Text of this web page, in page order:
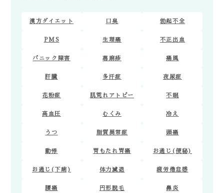
漢方ダイエット 口臭 勃起不全
PMS 生理痛 不正出血
パニック障害 蕁麻疹 痛風
肝臓 多汗症 夜尿症
花粉症 肌荒れアトピー 不眠
高血圧 むくみ 冷え
うつ 脂質異常症 頭痛
動悸 胃もたれ胃痛 お通じ(便秘)
お通じ(下痢) 体力減退 疲労倦怠感
腰痛 円形脱毛 鼻炎